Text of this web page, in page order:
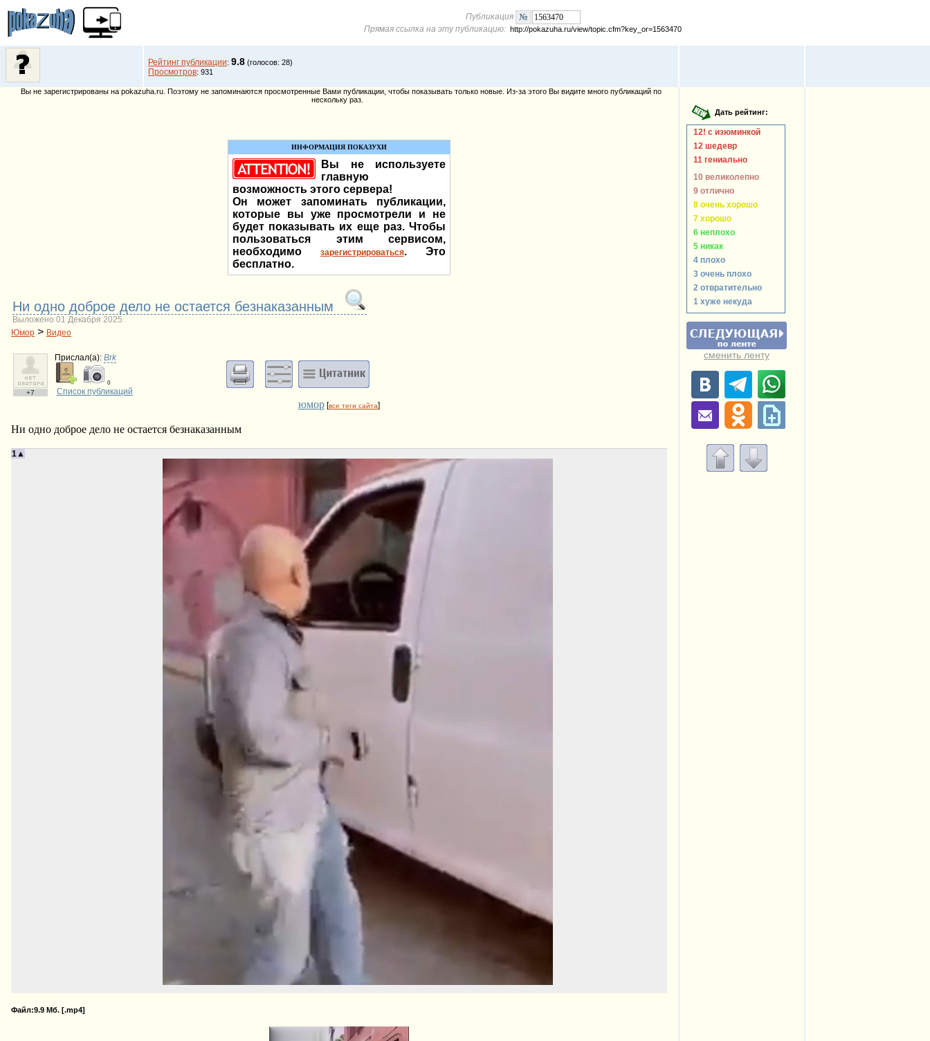
Публикация
Прямая ссылка на эту публикацию: http://pokazuha.ru/view/topic.cfm?key_or=1563470
Рейтинг публикации: 9.8 (голосов: 28)
Просмотров: 931
Вы не зарегистрированы на pokazuha.ru. Поэтому не запоминаются просмотренные Вами публикации, чтобы показывать только новые. Из-за этого Вы видите много публикаций по
нескольку раз.
ИНФОРМАЦИЯ ПОКАЗУХИ
Вы не используете
главную
возможность этого сервера!
Он может запоминать публикации,
которые вы уже просмотрели и не
будет показывать их еще раз. Чтобы
пользоваться этим сервисом,
необходимо
зарегистрироваться. Это
бесплатно.
Ни одно доброе дело не остается безнаказанным
Выложено 01 Декабря 2025
Юмор > Видео
+7
Прислал(a): Brk
0
Список публикаций
юмор [все теги сайта]
Ни одно доброе дело не остается безнаказанным
1▲
Файл:9.9 Мб. [.mp4]
12! с изюминкой
12 шедевр
11 гениально
10 великолепно
9 отлично
8 очень хорошо
7 хорошо
6 неплохо
5 никак
4 плохо
3 очень плохо
2 отвратительно
1 хуже некуда
сменить ленту